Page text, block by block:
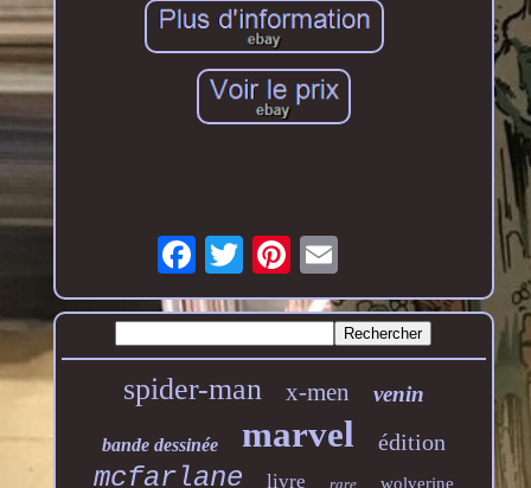
spider-man x-men venin
bande dessinée marvel édition
mcfarlane livre rare wolverine